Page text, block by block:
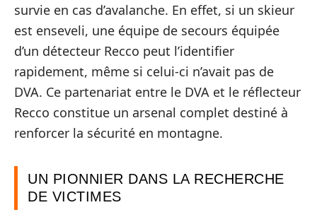
survie en cas d’avalanche. En effet, si un skieur
est enseveli, une équipe de secours équipée
d’un détecteur Recco peut l’identifier
rapidement, même si celui-ci n’avait pas de
DVA. Ce partenariat entre le DVA et le réflecteur
Recco constitue un arsenal complet destiné à
renforcer la sécurité en montagne.
UN PIONNIER DANS LA RECHERCHE
DE VICTIMES